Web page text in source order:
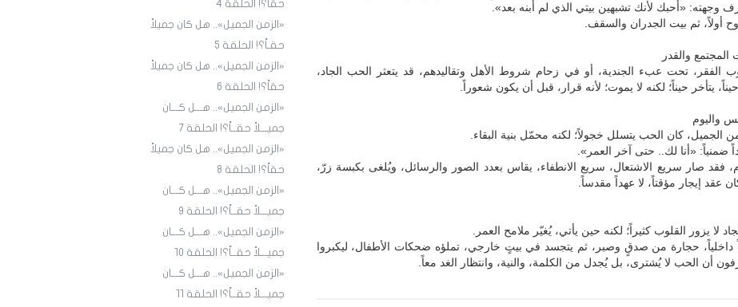
حقا؟! الحلقة 4
«الزمن الجميل».. هل كان جميلاً
حقـاً؟! الحلقة 5
«الزمن الجميل».. هل كان جميلاً
حقاً؟! الحلقة 6
«الزمن الجميل».. هـــل كـــان
جميـــلاً حقــاً؟! الحلقة 7
«الزمن الجميل».. هل كان جميلاً
حقاً؟! الحلقة 8
«الزمن الجميل».. هـــل كـــان
جميـــلاً حقــاً؟! الحلقة 9
«الزمن الجميل».. هـــل كـــان
جميـــلاً حقــاً؟! الحلقة ١٠
«الزمن الجميل».. هـــل كـــان
جميـــلاً حقــاً؟! الحلقة ١1
وجهته: «أحبك لأنك تشبهين بيتي الذي لم أبنه بعد».
أولاً، ثم بيت الجدران والسقف.
المجتمع والقدر
الفقر، تحت عبء الجندية، أو في زحام شروط الأهل وتقاليدهم، قد يتعثر الحب الجاد،
يتأخر حيناً؛ لكنه لا يموت؛ لأنه قرار، قبل أن يكون شعوراً.
واليوم
الجميل، كان الحب يتسلل خجولاً؛ لكنه محمّل بنية البقاء.
ضمنياً: «أنا لك.. حتى آخر العمر».
فقد صار سريع الاشتعال، سريع الانطفاء، يقاس بعدد الصور والرسائل، ويُلغى بكبسة زرّ،
عقد إيجار مؤقتاً، لا عهداً مقدساً.
لا يزور القلوب كثيراً؛ لكنه حين يأتي، يُغيّر ملامح العمر.
داخلياً، حجارة من صدقٍ وصبر، ثم يتجسد في بيتٍ خارجي، تملؤه ضحكات الأطفال، ليكبروا
أن الحب لا يُشترى، بل يُجدل من الكلمة، والنية، وانتظار الغد معاً.